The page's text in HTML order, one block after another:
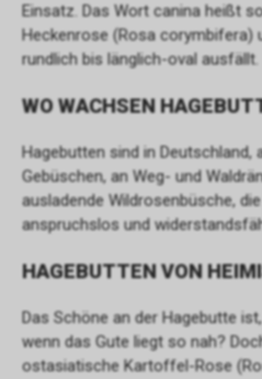
Einsatz. Das Wort canina heißt
Heckenrose (Rosa corymbifera)
rundlich bis länglich-oval ausfällt.
WO WACHSEN
Hagebutten sind in
Gebüschen, an Weg- und
ausladende Wildrosenbüsche,
anspruchslos und
HAGEBUTTEN VON
Das Schöne an der Hagebutte
wenn das Gute liegt so nah?
ostasiatische Kartoffel-Rose